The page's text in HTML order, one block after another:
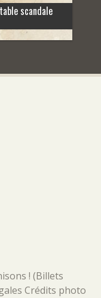
scandale
! (Billets
Crédits photo